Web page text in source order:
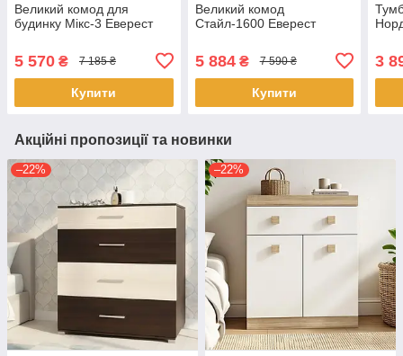
Великий комод для
будинку Мікс-3 Еверест
5 570 ₴ 7 185 ₴
Купити
Великий комод
Стайл-1600 Еверест
5 884₴ 7 590 ₴
Купити
3
Акційні пропозиції та новинки
–22% –22%